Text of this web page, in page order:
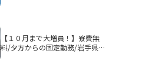
【１０月まで大増員！】寮費無
料/夕方からの固定勤務/岩手県釜